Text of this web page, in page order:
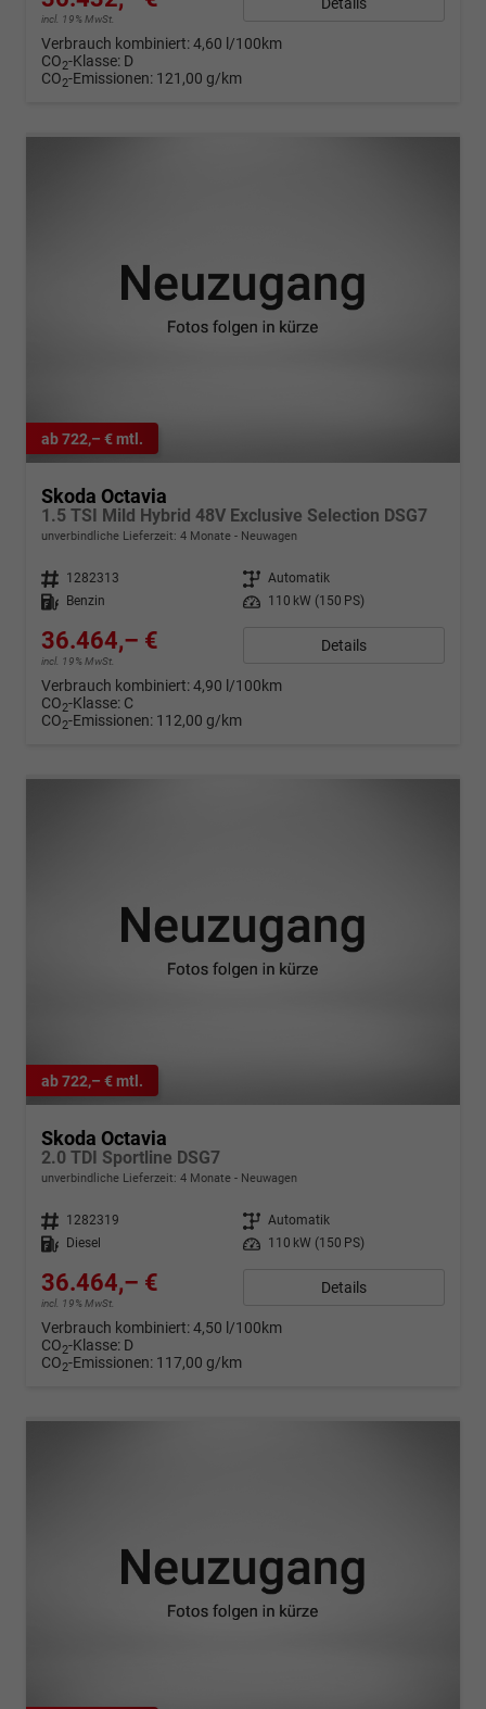
incl. 19% MwSt.
Verbrauch kombiniert:4,60 l/100km
CO2-Klasse: D
CO2-Emissionen: 121,00 g/km
ab 722,– € mtl.
Skoda Octavia
1.5 TSI Mild Hybrid 48V Exclusive Selection DSG7
unverbindliche Lieferzeit: 4 Monate Neuwagen
Fahrzeugnr. 1282313 Getriebe Automatik
Kraftstoff
Benzin Leistung 110 kW (150 PS)
36.464,– €
incl. 19% MwSt.
Details
Verbrauch kombiniert:4,90 l/100km
CO2-Klasse: C
CO2-Emissionen: 112,00 g/km
ab 722,– € mtl.
Skoda Octavia
2.0 TDI Sportline DSG7
unverbindliche Lieferzeit: 4 Monate Neuwagen
Fahrzeugnr. 1282319 Getriebe Automatik
Kraftstoff
Diesel Leistung 110 kW (150 PS)
36.464,– €
incl. 19% MwSt.
Details
Verbrauch kombiniert:4,50 l/100km
CO2-Klasse: D
CO2-Emissionen: 117,00 g/km